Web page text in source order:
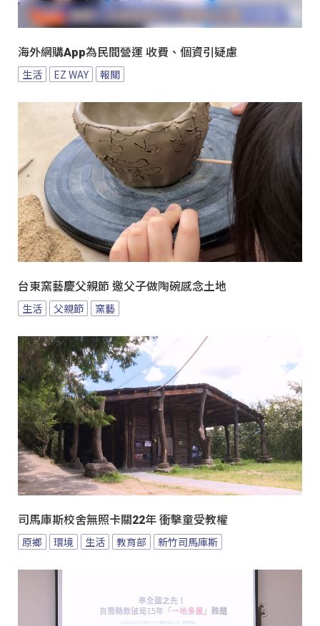
海外網購App為民間營運 收費、個資引疑慮
生活 EZ WAY 報關
台東窯藝慶父親節 邀父子做陶碗感念土地
生活 父親節 窯藝
司馬庫斯校舍無照卡關22年 衝擊童受教權
原鄉 環境 生活 教育部 新竹司馬庫斯